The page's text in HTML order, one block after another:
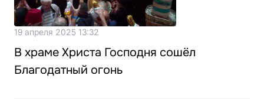
19 апреля 2025 13:32
В храме Христа Господня сошёл
Благодатный огонь